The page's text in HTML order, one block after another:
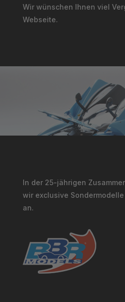
Wir wünschen Ihnen viel
Webseite.
In der 25-jährigen
wir exclusive
an.